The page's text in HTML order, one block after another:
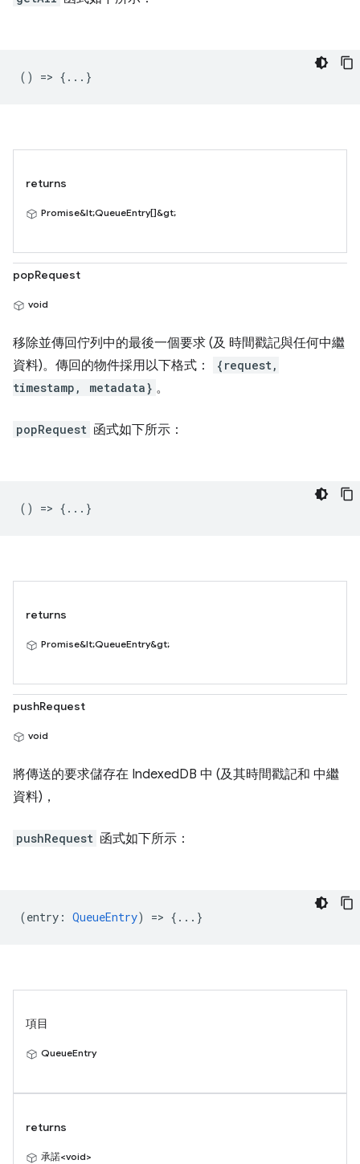
() => {...}
returns
Promise&lt;QueueEntry[]&gt;
popRequest
void
移除並傳回佇列中的最後一個要求 (及 時間戳記與任何中繼
資料)。傳回的物件採用以下格式：
{request,
timestamp, metadata} 。
popRequest 函式如下所示：
() => {...}
returns
Promise&lt;QueueEntry&gt;
pushRequest
void
將傳送的要求儲存在 IndexedDB 中 (及其時間戳記和 中繼
資料)，
pushRequest 函式如下所示：
(entry : QueueEntry) => {...}
項目
QueueEntry
returns
承諾<void>